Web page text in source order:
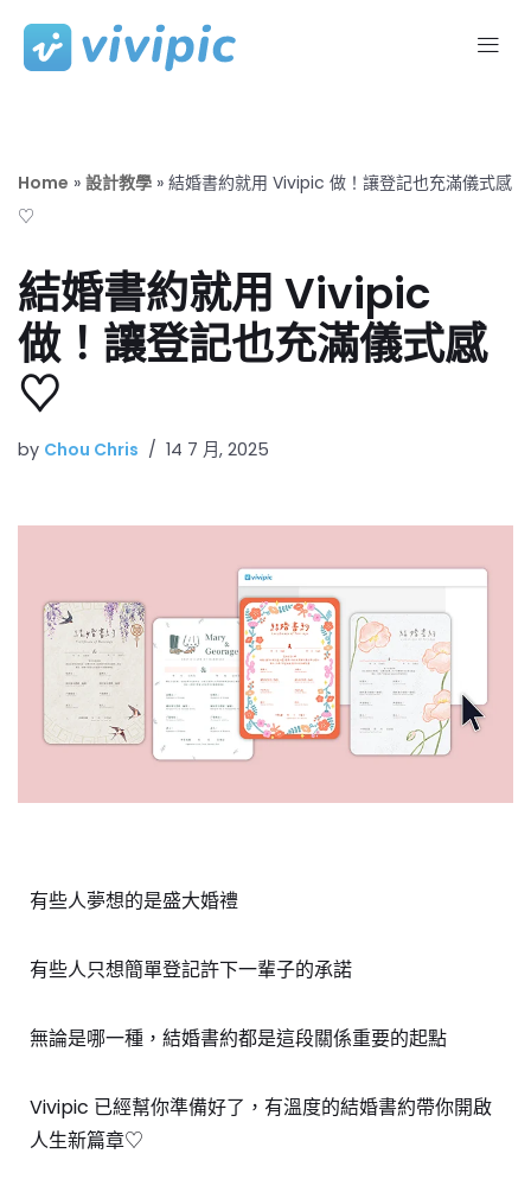
Skip
Home » 設計教學 » 結婚書約就用 Vivipic 做！讓登記也充滿儀式感
♡
結婚書約就用 Vivipic
做！讓登記也充滿儀式感
♡
by Chou Chris 14 7 月, 2025
有些人夢想的是盛大婚禮
有些人只想簡單登記許下一輩子的承諾
無論是哪一種，結婚書約都是這段關係重要的起點
Vivipic 已經幫你準備好了，有溫度的結婚書約帶你開啟
人生新篇章♡